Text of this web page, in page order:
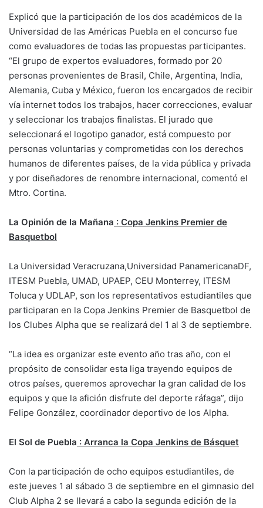
Explicó que la participación de los dos académicos de la
Universidad de las Américas Puebla en el concurso fue
como evaluadores de todas las propuestas participantes.
“El grupo de expertos evaluadores, formado por 20
personas provenientes de Brasil, Chile, Argentina, India,
Alemania, Cuba y México, fueron los encargados de recibir
vía internet todos los trabajos, hacer correcciones, evaluar
y seleccionar los trabajos finalistas. El jurado que
seleccionará el logotipo ganador, está compuesto por
personas voluntarias y comprometidas con los derechos
humanos de diferentes países, de la vida pública y privada
y por diseñadores de renombre internacional, comentó el
Mtro. Cortina.
La Opinión de la Mañana : Copa Jenkins Premier de
Basquetbol
La Universidad Veracruzana,Universidad PanamericanaDF,
ITESM Puebla, UMAD, UPAEP, CEU Monterrey, ITESM
Toluca y UDLAP, son los representativos estudiantiles que
participaran en la Copa Jenkins Premier de Basquetbol de
los Clubes Alpha que se realizará del 1 al 3 de septiembre.
“La idea es organizar este evento año tras año, con el
propósito de consolidar esta liga trayendo equipos de
otros países, queremos aprovechar la gran calidad de los
equipos y que la afición disfrute del deporte ráfaga”, dijo
Felipe González, coordinador deportivo de los Alpha.
El Sol de Puebla : Arranca la Copa Jenkins de Básquet
Con la participación de ocho equipos estudiantiles, de
este jueves 1 al sábado 3 de septiembre en el gimnasio del
Club Alpha 2 se llevará a cabo la segunda edición de la